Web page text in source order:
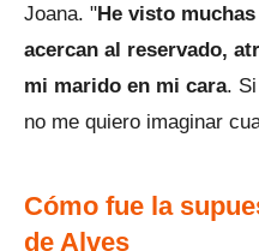
Joana. "He visto
acercan al reservado,
mi marido en mi cara.
no me quiero imaginar
Cómo fue la
de Alves